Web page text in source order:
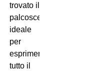
trovato il
palcoscenico
ideale
per
esprimere
tutto il